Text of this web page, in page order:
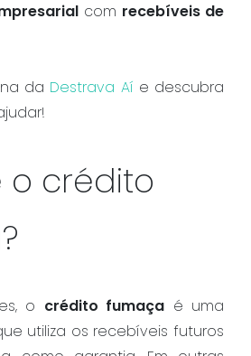
com recebíveis de
da Destrava Aí e descubra
o crédito
o crédito fumaça é uma
utiliza os recebíveis futuros